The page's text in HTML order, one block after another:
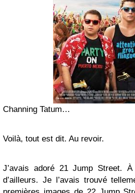
Channing Tatum…
Voilà, tout est dit. Au revoir.
J’avais adoré 21 Jump Street.
d’ailleurs. Je l’avais trouvé